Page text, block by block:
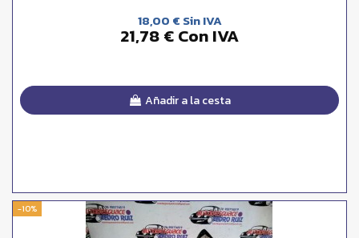
18,00 € Sin IVA
21,78 € Con IVA
Añadir a la cesta
-10%